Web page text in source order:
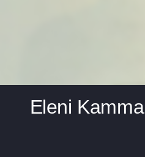
Eleni Kamma